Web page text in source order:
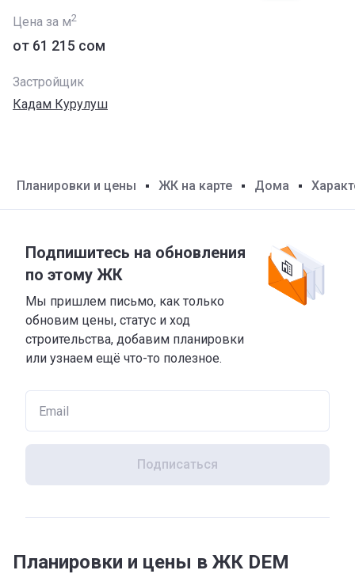
Цена за м2
от ‍61 215 сом
Застройщик
Кадам Курулуш
Планировки и цены ЖК на карте Дома
Подпишитесь на обновления
по этому ЖК
Мы пришлем письмо, как только
обновим цены, статус и ход
строительства, добавим планировки
или узнаем ещё что-то полезное.
Подписаться
Планировки и цены в ЖК DEM